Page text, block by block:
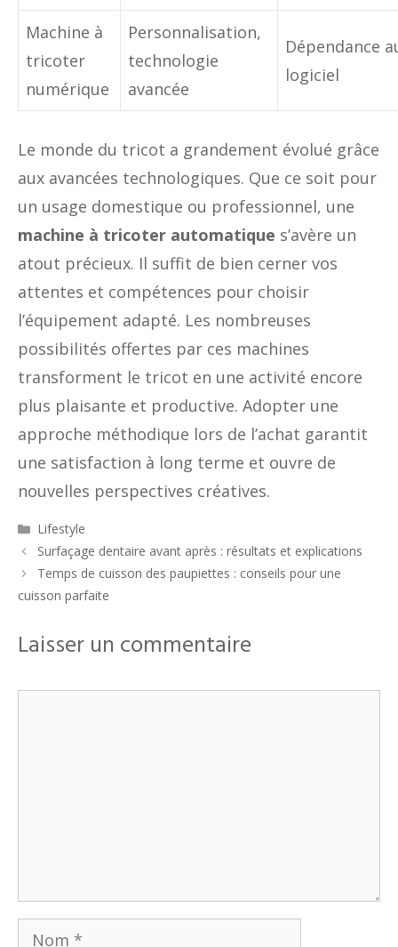
Machine à
tricoter
numérique
Personnalisation,
technologie
avancée
Dépendance
logiciel
Le monde du tricot a grandement évolué grâce
aux avancées technologiques. Que ce soit pour
un usage domestique ou professionnel, une
machine à tricoter automatique s’avère un
atout précieux. Il suffit de bien cerner vos
attentes et compétences pour choisir
l’équipement adapté. Les nombreuses
possibilités offertes par ces machines
transforment le tricot en une activité encore
plus plaisante et productive. Adopter une
approche méthodique lors de l’achat garantit
une satisfaction à long terme et ouvre de
nouvelles perspectives créatives.
Catégories
Lifestyle
Surfaçage dentaire avant après : résultats et explications
Temps de cuisson des paupiettes : conseils pour une
cuisson parfaite
Laisser un commentaire
Nom